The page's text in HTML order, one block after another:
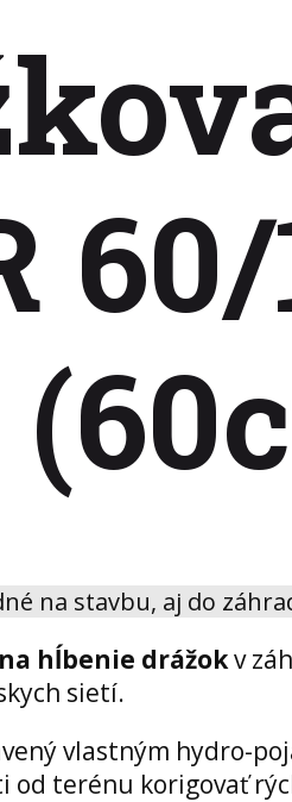
na stavbu, aj do
hĺbenie drážokv
sietí.
vlastným hydro-
od terénu korigovať